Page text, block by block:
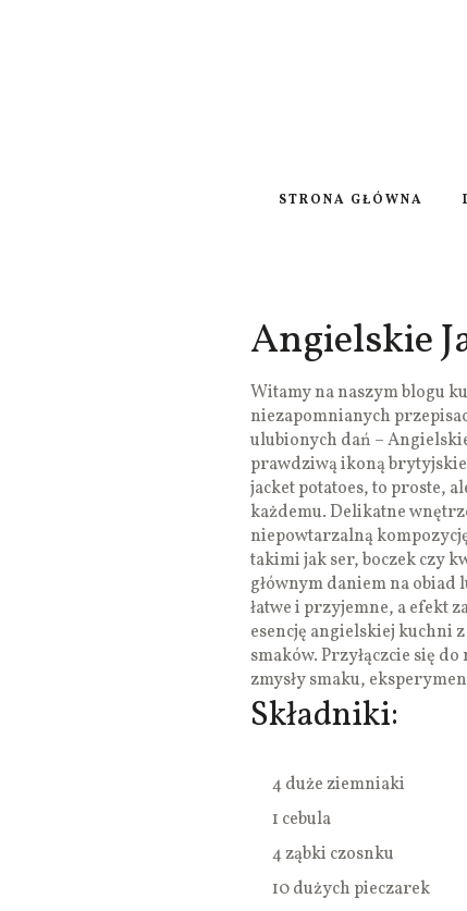
STRONA GŁÓWNA
Angielskie
Witamy na naszym blogu
niezapomnianych
ulubionych dań –
prawdziwą ikoną
jacket potatoes, to proste,
każdemu. Delikatne
niepowtarzalną
takimi jak ser, boczek czy
głównym daniem na
łatwe i przyjemne, a efekt
esencję angielskiej kuchni
smaków. Przyłączcie się
zmysły smaku,
Składniki:
4 duże ziemniaki
1 cebula
4 ząbki czosnku
10 dużych pieczarek